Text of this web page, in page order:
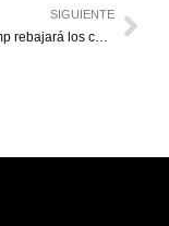
SIGUIENTE
Donald Trump rebajará los costos de los seguros médicos